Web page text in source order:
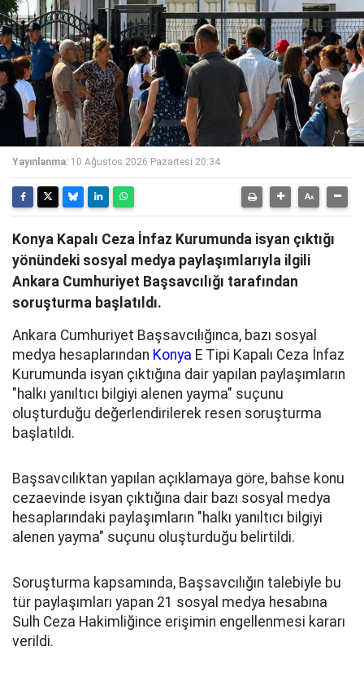
Yayınlanma: 10 Ağustos 2026 Pazartesi 20:34
Konya Kapalı Ceza İnfaz Kurumunda isyan çıktığı
yönündeki sosyal medya paylaşımlarıyla ilgili
Ankara Cumhuriyet Başsavcılığı tarafından
soruşturma başlatıldı.
Ankara Cumhuriyet Başsavcılığınca, bazı sosyal
medya hesaplarından Konya E Tipi Kapalı Ceza İnfaz
Kurumunda isyan çıktığına dair yapılan paylaşımların
"halkı yanıltıcı bilgiyi alenen yayma" suçunu
oluşturduğu değerlendirilerek resen soruşturma
başlatıldı.
Başsavcılıktan yapılan açıklamaya göre, bahse konu
cezaevinde isyan çıktığına dair bazı sosyal medya
hesaplarındaki paylaşımların "halkı yanıltıcı bilgiyi
alenen yayma" suçunu oluşturduğu belirtildi.
Soruşturma kapsamında, Başsavcılığın talebiyle bu
tür paylaşımları yapan 21 sosyal medya hesabına
Sulh Ceza Hakimliğince erişimin engellenmesi kararı
verildi.